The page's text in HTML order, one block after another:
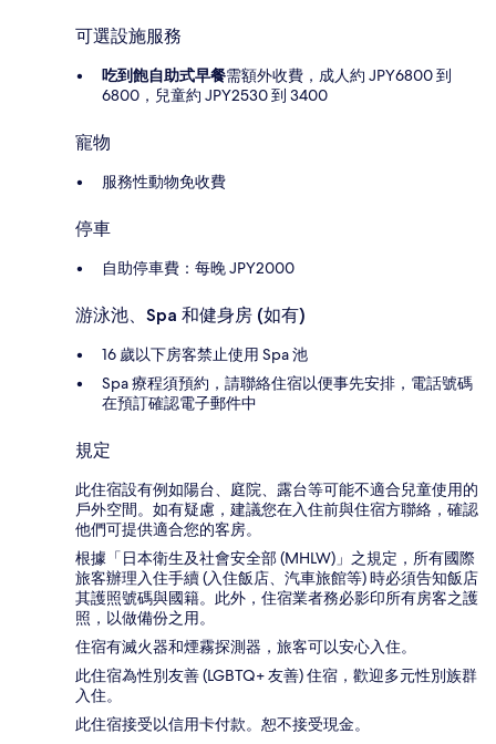
可選設施服務
吃到飽自助式早餐需額外收費，成人約 JPY6800 到
6800，兒童約 JPY2530 到 3400
寵物
服務性動物免收費
停車
自助停車費：每晚 JPY2000
游泳池、Spa 和健身房 (如有)
16 歲以下房客禁止使用 Spa 池
Spa 療程須預約，請聯絡住宿以便事先安排，電話號碼
在預訂確認電子郵件中
規定
此住宿設有例如陽台、庭院、露台等可能不適合兒童使用的
戶外空間。如有疑慮，建議您在入住前與住宿方聯絡，確認
他們可提供適合您的客房。
根據「日本衛生及社會安全部 (MHLW)」之規定，所有國際
旅客辦理入住手續 (入住飯店、汽車旅館等) 時必須告知飯店
其護照號碼與國籍。此外，住宿業者務必影印所有房客之護
照，以做備份之用。
住宿有滅火器和煙霧探測器，旅客可以安心入住。
此住宿為性別友善 (LGBTQ+ 友善) 住宿，歡迎多元性別族群
入住。
此住宿接受以信用卡付款。恕不接受現金。